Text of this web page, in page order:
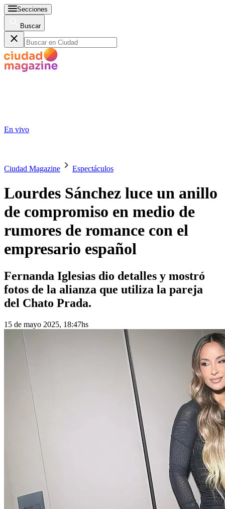
Secciones
Buscar
En vivo
Ciudad Magazine Espectáculos
Lourdes Sánchez luce un anillo
de compromiso en medio de
rumores de romance con el
empresario español
Fernanda Iglesias dio detalles y mostró
fotos de la alianza que utiliza la pareja
del Chato Prada.
15 de mayo 2025, 18:47hs